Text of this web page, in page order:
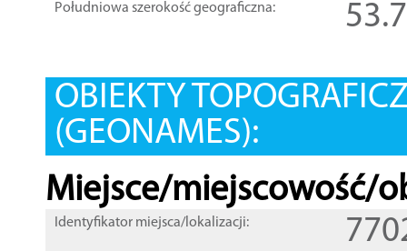
Południowa szerokość geograficzna:
OBIEKTY
(GEONAMES):
Miejsce/miejscowość/
Identyfikator miejsca/lokalizacji: